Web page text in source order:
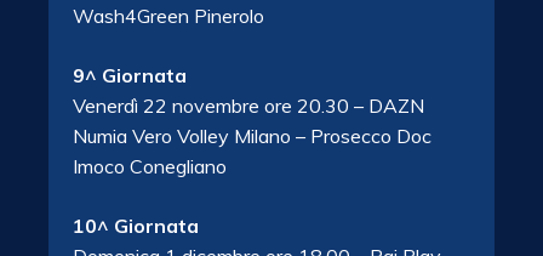
Wash4Green Pinerolo
9^ Giornata
Venerdì 22 novembre ore 20.30 – DAZN
Numia Vero Volley Milano – Prosecco Doc
Imoco Conegliano
10^ Giornata